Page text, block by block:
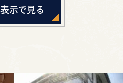
示で見る